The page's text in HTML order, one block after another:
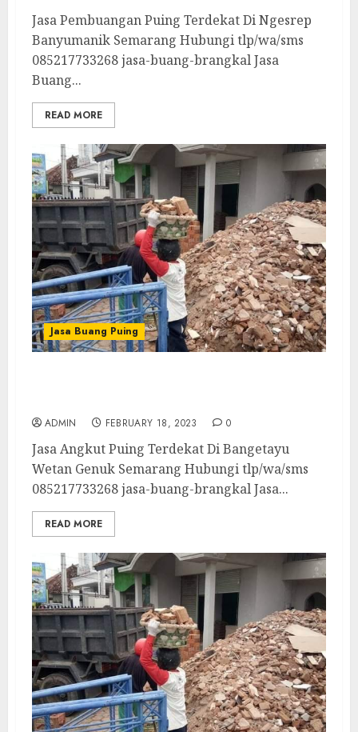
Jasa Pembuangan Puing Terdekat Di Ngesrep
Banyumanik Semarang Hubungi tlp/wa/sms
085217733268 jasa-buang-brangkal Jasa
Buang...
READ MORE
Jasa Buang Puing
ADMIN FEBRUARY 18, 2023 0
Jasa Angkut Puing Terdekat Di Bangetayu
Wetan Genuk Semarang Hubungi tlp/wa/sms
085217733268 jasa-buang-brangkal Jasa...
READ MORE